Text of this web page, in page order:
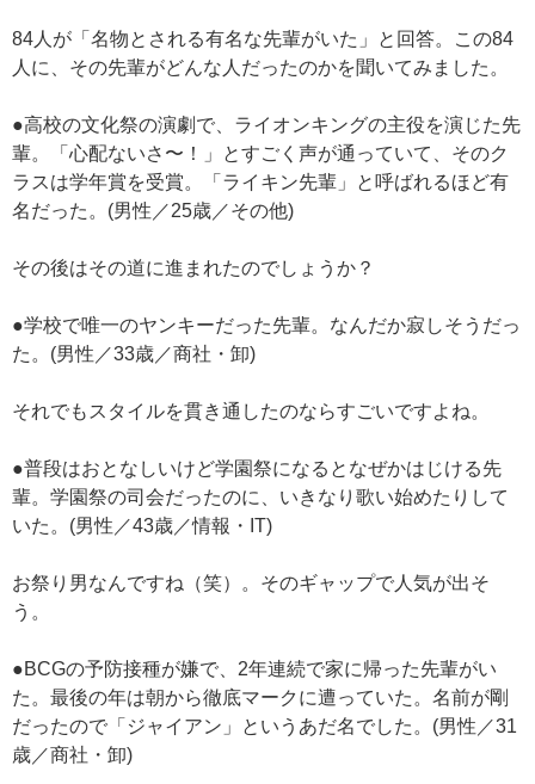
84人が「名物とされる有名な先輩がいた」と回答。この84
人に、その先輩がどんな人だったのかを聞いてみました。
●高校の文化祭の演劇で、ライオンキングの主役を演じた先
輩。「心配ないさ〜！」とすごく声が通っていて、そのク
ラスは学年賞を受賞。「ライキン先輩」と呼ばれるほど有
名だった。(男性／25歳／その他)
その後はその道に進まれたのでしょうか？
●学校で唯一のヤンキーだった先輩。なんだか寂しそうだっ
た。(男性／33歳／商社・卸)
それでもスタイルを貫き通したのならすごいですよね。
●普段はおとなしいけど学園祭になるとなぜかはじける先
輩。学園祭の司会だったのに、いきなり歌い始めたりして
いた。(男性／43歳／情報・IT)
お祭り男なんですね（笑）。そのギャップで人気が出そ
う。
●BCGの予防接種が嫌で、2年連続で家に帰った先輩がい
た。最後の年は朝から徹底マークに遭っていた。名前が剛
だったので「ジャイアン」というあだ名でした。(男性／31
歳／商社・卸)